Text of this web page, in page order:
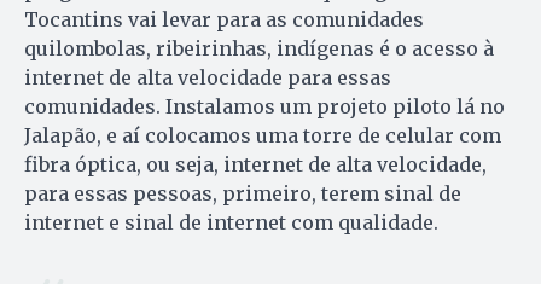
Tocantins vai levar para as comunidades
quilombolas, ribeirinhas, indígenas é o acesso à
internet de alta velocidade para essas
comunidades. Instalamos um projeto piloto lá no
Jalapão, e aí colocamos uma torre de celular com
fibra óptica, ou seja, internet de alta velocidade,
para essas pessoas, primeiro, terem sinal de
internet e sinal de internet com qualidade.